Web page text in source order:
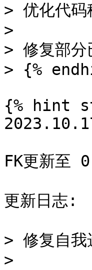
> 优化代码
>
> 修复部分
> {%
{% hint
FK更新至
更新日志:
> 修复自我
>